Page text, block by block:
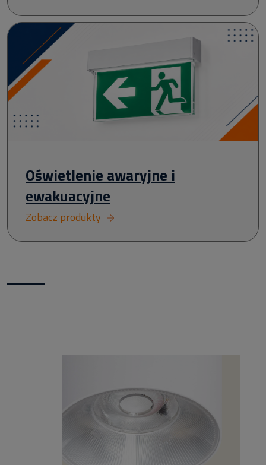
Oświetlenie awaryjne i
ewakuacyjne
Zobacz produkty